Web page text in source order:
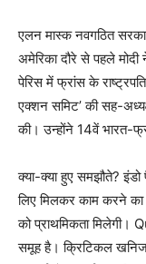
एलन मास्क नवगठित
अमेरिका दौरे से पहले मोदी
पेरिस में फ्रांस के
एक्शन समिट’ की सह-
की। उन्होंने 14वें भारत-
क्या-क्या हुए समझौते?
लिए मिलकर काम करने का
को प्राथमिकता मिलेगी।
समूह है। क्रिटिकल